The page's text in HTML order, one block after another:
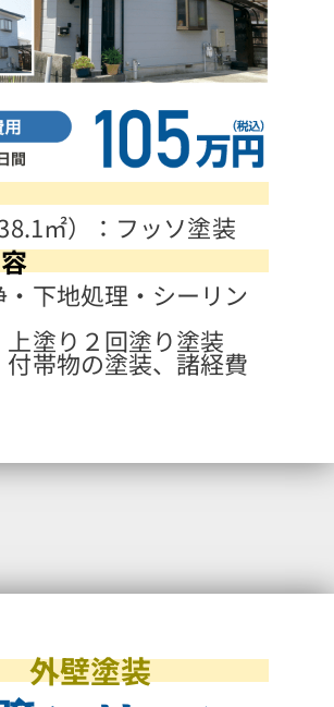
㎡）：フッソ塗装
・下地処理・シーリン
上塗り２回塗り塗装
付帯物の塗装、諸経費
外壁塗装